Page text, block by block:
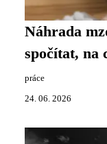
Náhrada
spočítat, na
práce
24. 06. 2026